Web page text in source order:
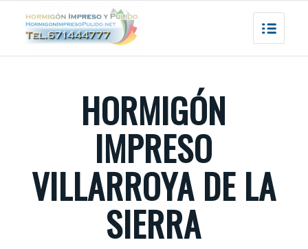
HORMIGÓN
IMPRESO
VILLARROYA DE LA
SIERRA